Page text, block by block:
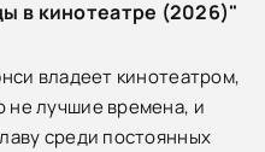
в кинотеатре (2026)"
владеет кинотеатром,
не лучшие времена, и
среди постоянных